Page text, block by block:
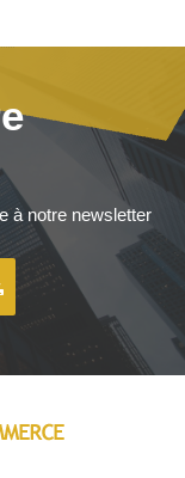
à notre newsletter